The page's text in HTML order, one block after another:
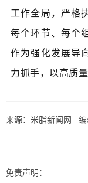
工作全局，严格
每个环节、每个
作为强化发展导
力抓手，以高质
来源：米脂新闻网 编
免责声明：